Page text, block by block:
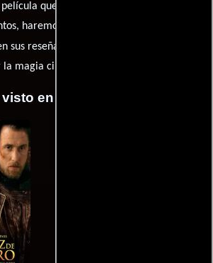
que sueñas con ver reseñada?
haremos de esta comunidad el epicentro
sus reseña en la
magia cinematográfica!
en Cineyseries.net